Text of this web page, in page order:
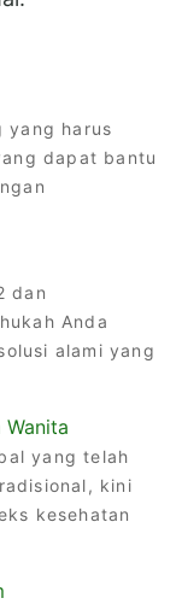
yang harus
dapat bantu
dan
Anda
alami yang
Wanita
yang telah
kini
kesehatan